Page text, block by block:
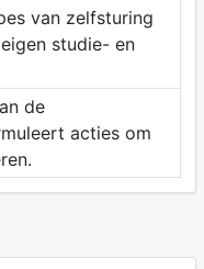
van zelfsturing
studie- en
de
acties om